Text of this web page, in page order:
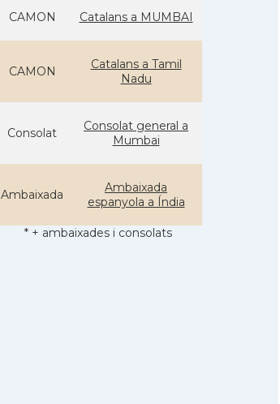
CAMON Catalans a MUMBAI
CAMON
Catalans a Tamil
Nadu
Consolat
Consolat general a
Mumbai
Ambaixada
Ambaixada
espanyola a Índia
* + ambaixades i consolats